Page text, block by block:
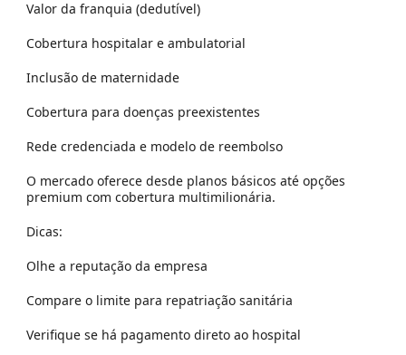
Valor da franquia (dedutível)
Cobertura hospitalar e ambulatorial
Inclusão de maternidade
Cobertura para doenças preexistentes
Rede credenciada e modelo de reembolso
O mercado oferece desde planos básicos até opções
premium com cobertura multimilionária.
Dicas:
Olhe a reputação da empresa
Compare o limite para repatriação sanitária
Verifique se há pagamento direto ao hospital